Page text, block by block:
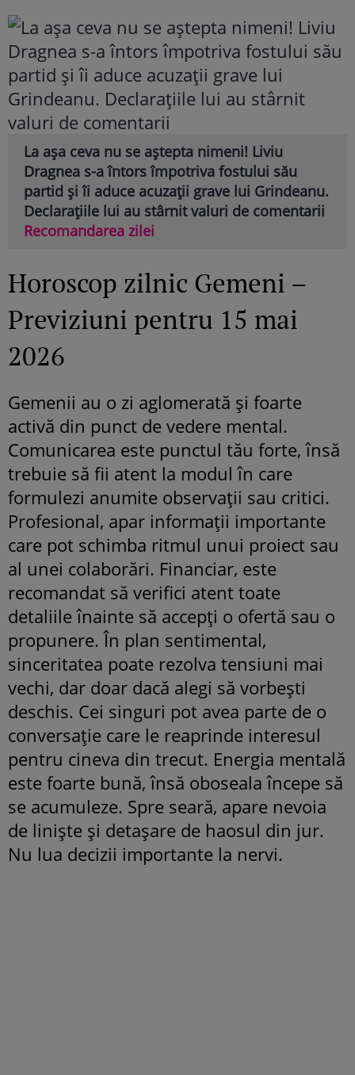
La așa ceva nu se aștepta nimeni! Liviu
Dragnea s-a întors împotriva fostului său
partid și îi aduce acuzații grave lui Grindeanu.
Declarațiile lui au stârnit valuri de comentarii
Recomandarea zilei
Horoscop zilnic Gemeni –
Previziuni pentru 15 mai
2026
Gemenii au o zi aglomerată și foarte
activă din punct de vedere mental.
Comunicarea este punctul tău forte, însă
trebuie să fii atent la modul în care
formulezi anumite observații sau critici.
Profesional, apar informații importante
care pot schimba ritmul unui proiect sau
al unei colaborări. Financiar, este
recomandat să verifici atent toate
detaliile înainte să accepți o ofertă sau o
propunere. În plan sentimental,
sinceritatea poate rezolva tensiuni mai
vechi, dar doar dacă alegi să vorbești
deschis. Cei singuri pot avea parte de o
conversație care le reaprinde interesul
pentru cineva din trecut. Energia mentală
este foarte bună, însă oboseala începe să
se acumuleze. Spre seară, apare nevoia
de liniște și detașare de haosul din jur.
Nu lua decizii importante la nervi.